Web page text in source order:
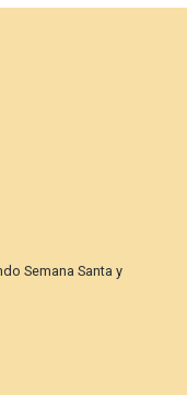
Semana Santa y